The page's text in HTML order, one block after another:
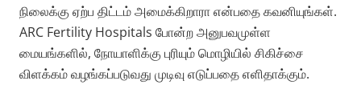
நிலைக்கு ஏற்ப திட்டம் அமைக்கிறாரா என்பதை கவனியுங்கள்.
ARC Fertility Hospitals போன்ற அனுபவமுள்ள
மையங்களில், நோயாளிக்கு புரியும் மொழியில் சிகிச்சை
விளக்கம் வழங்கப்படுவது முடிவு எடுப்பதை எளிதாக்கும்.